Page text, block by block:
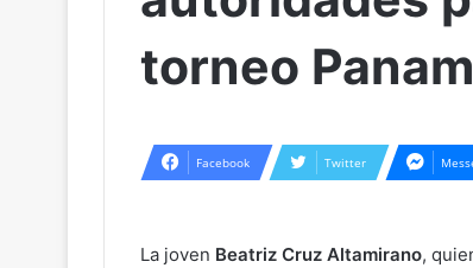
torneo
Facebook Twitter
La joven Beatriz Cruz Altamirano,